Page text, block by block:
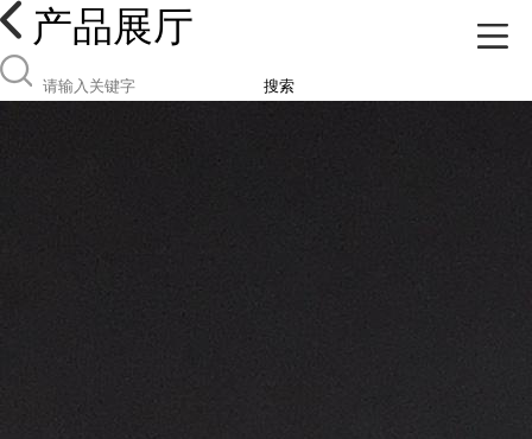
产品展厅
搜索